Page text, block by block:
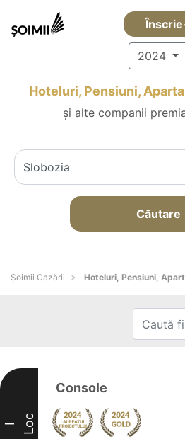
2024
Hoteluri, Pensiuni,
și alte companii
Căutare
Șoimii Cazării Hoteluri, Pensiuni,
I Loc
Console